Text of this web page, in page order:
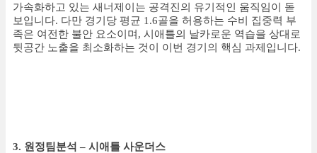
가속화하고 있는 새너제이는 공격진의 유기적인 움직임이 돋
보입니다. 다만 경기당 평균 1.6골을 허용하는 수비 집중력 부
족은 여전한 불안 요소이며, 시애틀의 날카로운 역습을 상대로
뒷공간 노출을 최소화하는 것이 이번 경기의 핵심 과제입니다.
3. 원정팀분석 – 시애틀 사운더스